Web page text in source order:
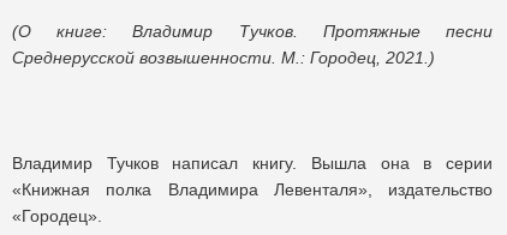
(О книге: Владимир Тучков. Протяжные песни
Среднерусской возвышенности. М.: Городец, 2021.)
Владимир Тучков написал книгу. Вышла она в серии
«Книжная полка Владимира Левенталя», издательство
«Городец».